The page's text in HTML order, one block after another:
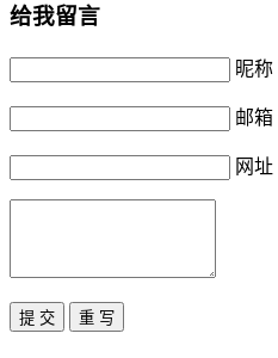
给我留言
昵称
邮箱
网址